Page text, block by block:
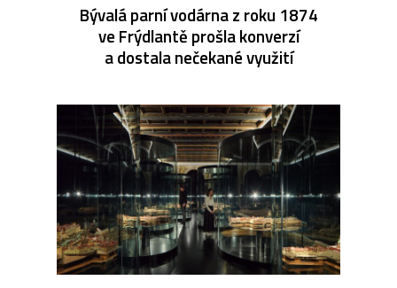
Bývalá parní vodárna z roku 1874
ve Frýdlantě prošla konverzí
a dostala nečekané využití